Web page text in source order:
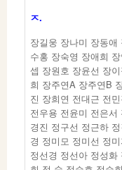
ㅈ.
장길웅 장나미 장동
수홍 장숙영 장애희
셉 장원호 장윤선 장
희 장주연A 장주연B
진 장희연 전대근 전
전우용 전윤미 전은
경진 정구선 정근하
경 정미모 정미선 정
정선경 정선아 정성